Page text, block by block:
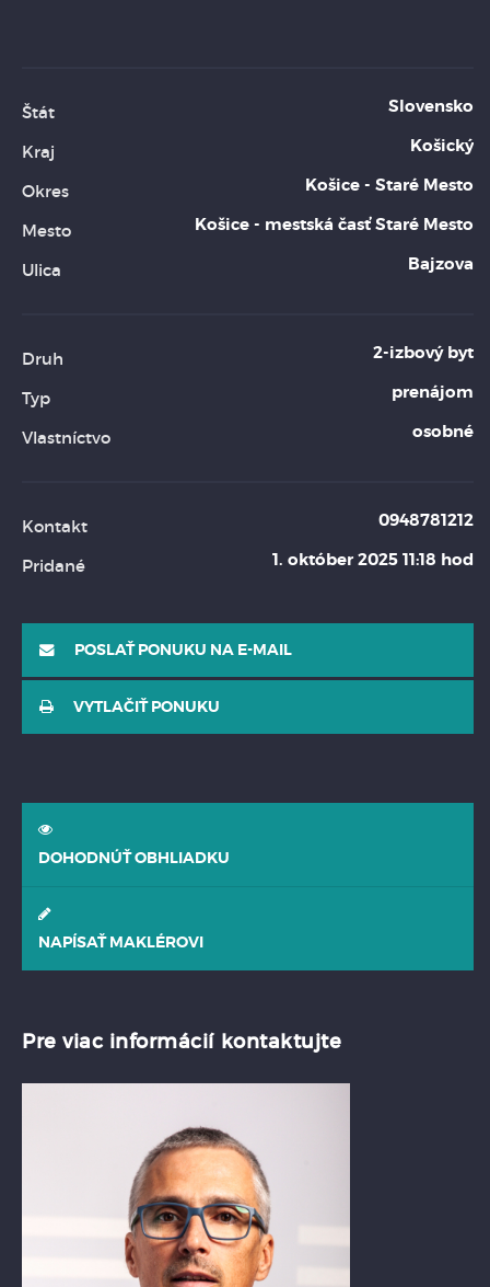
Štát Slovensko
Kraj Košický
Okres Košice - Staré Mesto
Mesto Košice - mestská časť Staré Mesto
Ulica Bajzova
Druh 2-izbový byt
Typ prenájom
Vlastníctvo osobné
Kontakt 0948781212
Pridané 1. október 2025 11:18 hod
POSLAŤ PONUKU NA E-MAIL
VYTLAČIŤ PONUKU
DOHODNÚŤ OBHLIADKU
NAPÍSAŤ MAKLÉROVI
Pre viac informácií kontaktujte